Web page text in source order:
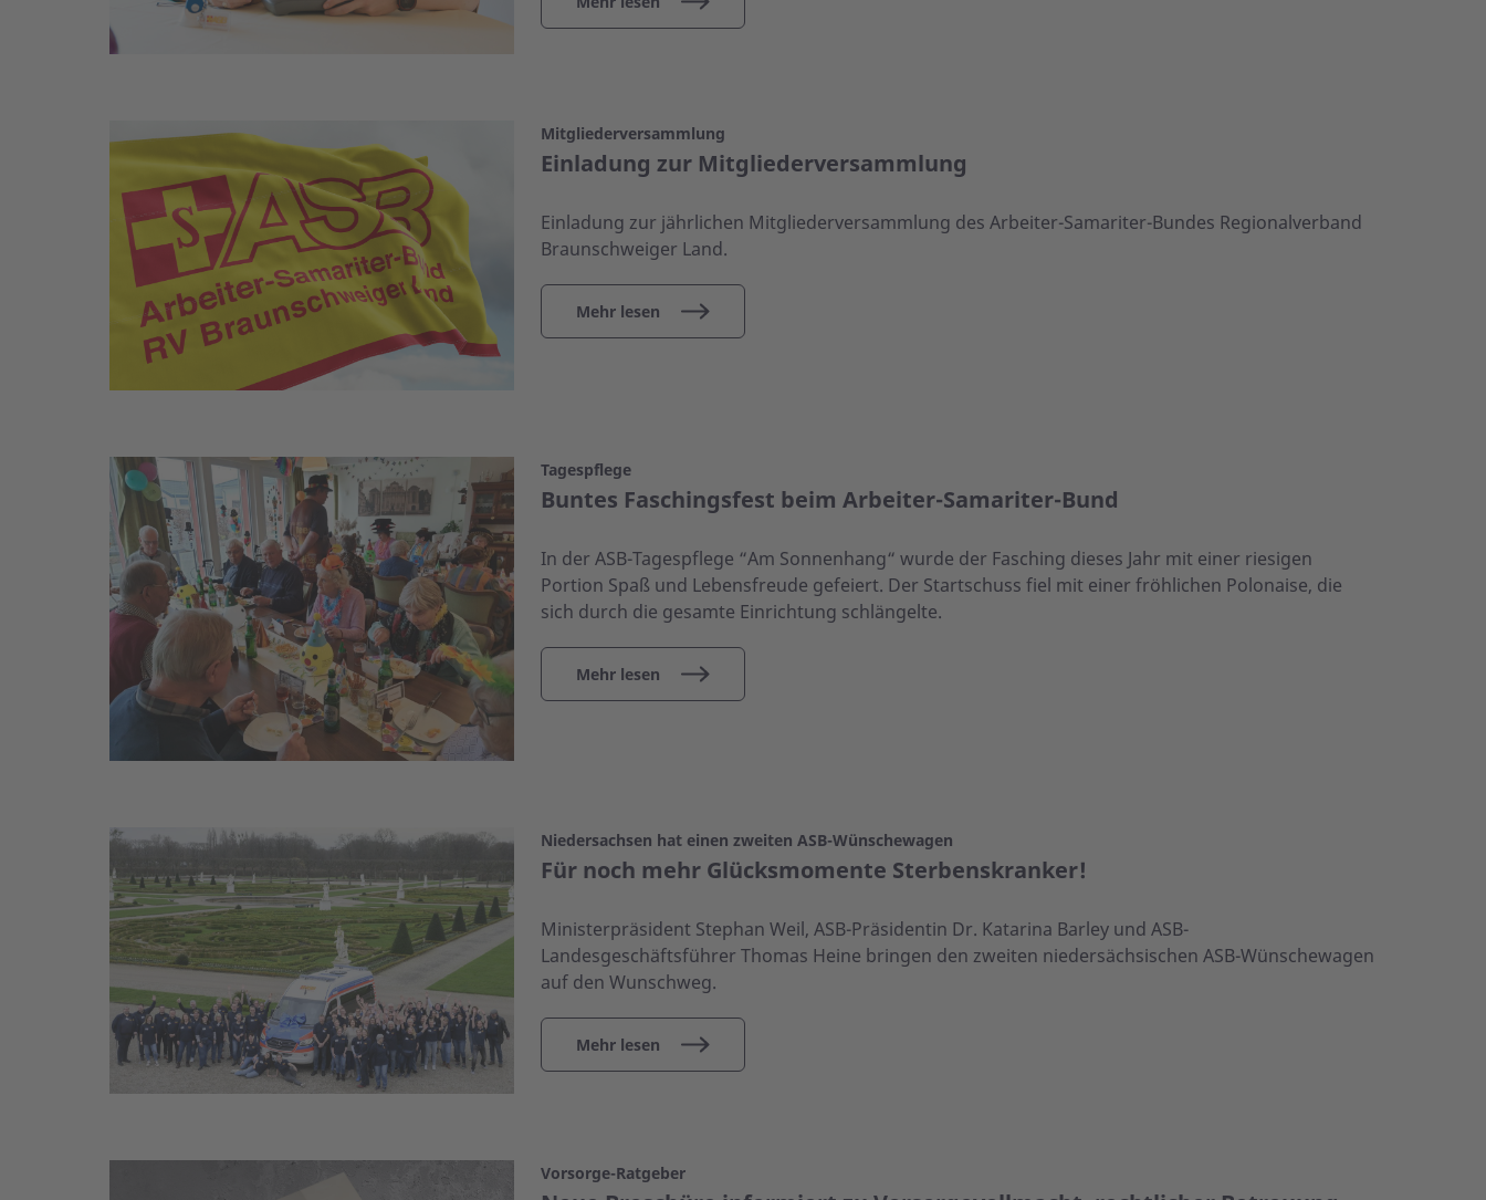
Mitgliederversammlung
Einladung zur Mitgliederversammlung
Einladung zur jährlichen Mitgliederversammlung des Arbeiter-Samariter-Bundes Regionalverband
Braunschweiger Land.
Mehr lesen
Tagespflege
Buntes Faschingsfest beim Arbeiter-Samariter-Bund
In der ASB-Tagespflege “Am Sonnenhang“ wurde der Fasching dieses Jahr mit einer riesigen
Portion Spaß und Lebensfreude gefeiert. Der Startschuss fiel mit einer fröhlichen Polonaise, die
sich durch die gesamte Einrichtung schlängelte.
Mehr lesen
Niedersachsen hat einen zweiten ASB-Wünschewagen
Für noch mehr Glücksmomente Sterbenskranker!
Ministerpräsident Stephan Weil, ASB-Präsidentin Dr. Katarina Barley und ASB-
Landesgeschäftsführer Thomas Heine bringen den zweiten niedersächsischen ASB-Wünschewagen
auf den Wunschweg.
Mehr lesen
Vorsorge-Ratgeber